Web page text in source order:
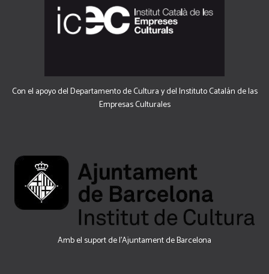
Con el apoyo del Departamento de Cultura y del Instituto Catalán de las
Empresas Culturales
Amb el suport de l’Ajuntament de Barcelona